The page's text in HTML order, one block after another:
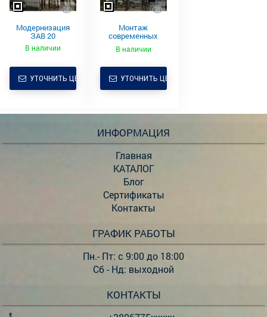
Модернизация
ЗАВ 20
В наличии
УТОЧНИТЬ ЦЕНУ
Монтаж
современных
агрегатов для
ЗАВ, КЗС
В наличии
УТОЧНИТЬ ЦЕНУ
ИНФОРМАЦИЯ
Главная
КАТАЛОГ
Блог
Сертификаты
Контакты
ГРАФИК РАБОТЫ
Пн.- Пт: с 9:00 до 18:00
Сб - Нд: выходной
КОНТАКТЫ